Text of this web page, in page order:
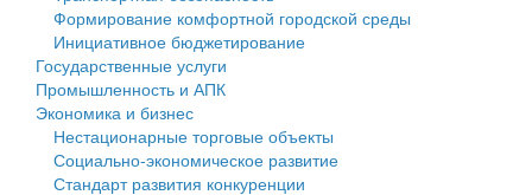
Государственные услуги
Промышленность и АПК
Экономика и бизнес
Символика
Устав
Гостям округа
Туризм
муниципального округа Тверской области
Администрация Кашинского муниципального округа
Тверской области
Управление сельскими территориями
Финансовое управление
Бюджет для граждан
Имущество
Выявление правообладателей ранее учтенных
Формирование комфортной городской среды
Инициативное бюджетирование
Государственные услуги
Промышленность и АПК
Экономика и бизнес
Нестационарные торговые объекты
Социально-экономическое развитие
Стандарт развития конкуренции